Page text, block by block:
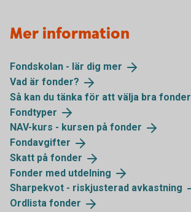
Mer information
Fondskolan - lär dig mer
Vad är fonder?
Så kan du tänka för att välja bra fonder
Fondtyper
NAV-kurs - kursen på fonder
Fondavgifter
Skatt på fonder
Fonder med utdelning
Sharpekvot - riskjusterad avkastning
Ordlista fonder